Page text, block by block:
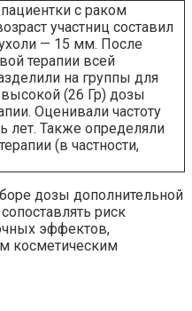
с раком
участниц составил
— 15 мм. После
терапии всей
на группы для
высокой (26 Гр) дозы
Оценивали частоту
лет. Также определяли
(в частности,
дозы дополнительной
риск
эффектов,
косметическим